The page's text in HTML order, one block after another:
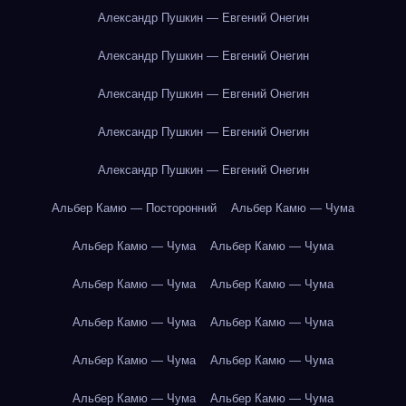
Александр Пушкин — Евгений Онегин
Александр Пушкин — Евгений Онегин
Александр Пушкин — Евгений Онегин
Александр Пушкин — Евгений Онегин
Александр Пушкин — Евгений Онегин
Альбер Камю — Посторонний Альбер Камю — Чума
Альбер Камю — Чума Альбер Камю — Чума
Альбер Камю — Чума Альбер Камю — Чума
Альбер Камю — Чума Альбер Камю — Чума
Альбер Камю — Чума Альбер Камю — Чума
Альбер Камю — Чума Альбер Камю — Чума